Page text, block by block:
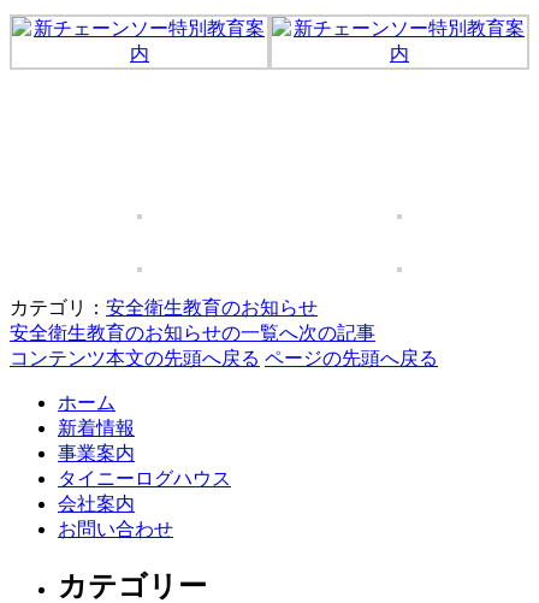
カテゴリ： 安全衛生教育のお知らせ
安全衛生教育のお知らせの一覧へ次の記事
コンテンツ本文の先頭へ戻る ページの先頭へ戻る
ホーム
新着情報
事業案内
タイニーログハウス
会社案内
お問い合わせ
カテゴリー